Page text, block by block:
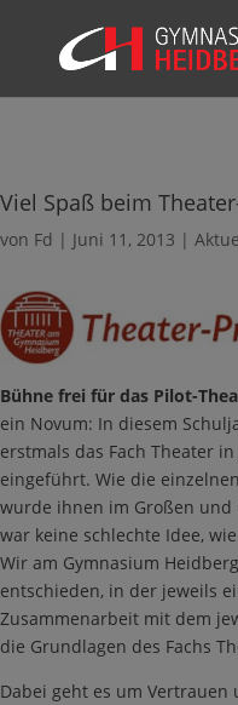
Viel Spaß beim
von Fd | Juni 11, 2013 |
Bühne frei für das Pilot-
ein Novum: In diesem
erstmals das Fach Theater
eingeführt. Wie die
wurde ihnen im Großen und
war keine schlechte Idee,
Wir am Gymnasium
entschieden, in der jeweils
Zusammenarbeit mit dem
die Grundlagen des Fachs
Dabei geht es um